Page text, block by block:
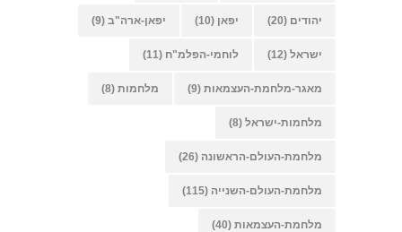
יהודים (20) יפאן (10) יפאן-ארה"ב (9)
ישראל (12) לוחמי-הפלמ"ח (11)
מאגר-מלחמת-העצמאות (9) מלחמות (8)
מלחמות-ישראל (8)
מלחמת-העולם-הראשונה (26)
מלחמת-העולם-השנייה (115)
מלחמת-העצמאות (40)